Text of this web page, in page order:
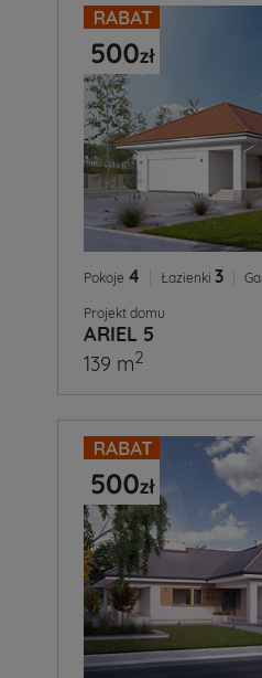
Pokoje 4 Łazienki 3
Projekt domu
ARIEL 5
139 m2